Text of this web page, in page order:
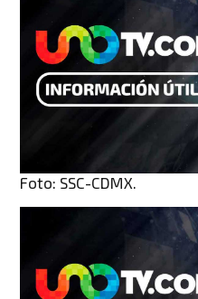
Foto: SSC-CDMX.